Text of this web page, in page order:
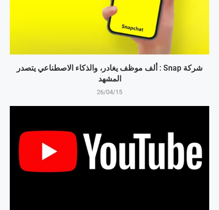
شركة Snap : ألف موظف يغادر، والذكاء الاصطناعي يتصدر
المشهد
26/04/15